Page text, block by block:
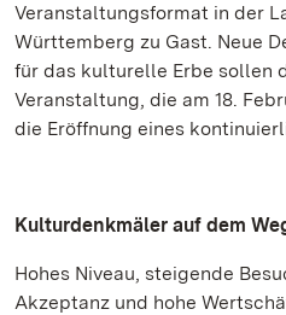
Veranstaltungsformat in der
Württemberg zu Gast. Neue
für das kulturelle Erbe sollen
Veranstaltung, die am 18.
die Eröffnung eines
Kulturdenkmäler auf dem
Hohes Niveau, steigende
Akzeptanz und hohe